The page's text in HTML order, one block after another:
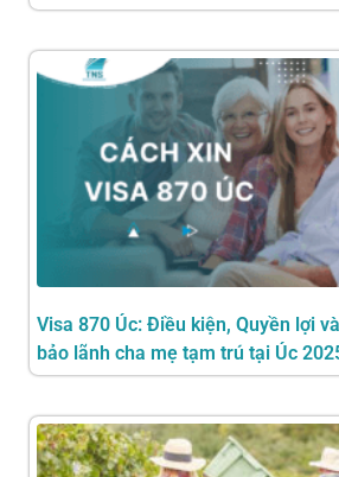
Visa 870 Úc: Điều kiện, Quyền lợi
bảo lãnh cha mẹ tạm trú tại Úc